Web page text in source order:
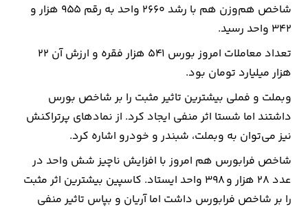
شاخص هم‌وزن هم با رشد ۲۶۶۰ واحد به رقم ۹۵۵ هزار و
۳۴۲ واحد رسید.
تعداد معاملات امروز بورس ۵۴۱ هزار فقره و ارزش آن ۲۲
هزار میلیارد تومان بود.
وبملت و فملی بیشترین تاثیر مثبت را بر شاخص بورس
داشتند اما شستا اثر منفی ایجاد کرد. از نمادهای پرتراکنش
نیز می‌توان به وبملت، شبندر و خودرو اشاره کرد.
شاخص فرابورس هم امروز با افزایش ناچیز شش واحد در
عدد ۲۸ هزار و ۳۹۸ واحد ایستاد. کاسپین بیشترین اثر مثبت
را بر شاخص فرابورس داشت اما آریان و بپاس تاثیر منفی